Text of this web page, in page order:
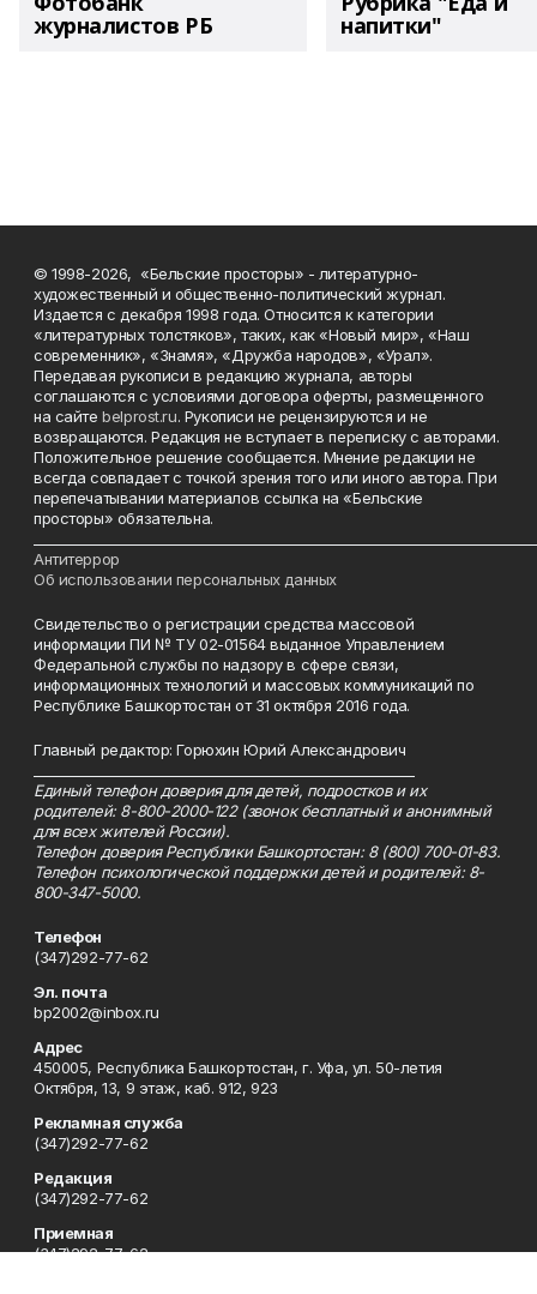
журналистов РБ напитки"
© 1998-2026, «Бельские просторы» - литературно-
художественный и общественно-политический журнал.
Издается с декабря 1998 года. Относится к категории
«литературных толстяков», таких, как «Новый мир», «Наш
современник», «Знамя», «Дружба народов», «Урал».
Передавая рукописи в редакцию журнала, авторы
соглашаются с условиями договора оферты, размещенного
на сайтеbelprost.ru. Рукописи не рецензируются и не
возвращаются. Редакция не вступает в переписку с авторами.
Положительное решение сообщается. Мнение редакции не
всегда совпадает с точкой зрения того или иного автора. При
перепечатывании материалов ссылка на «Бельские
просторы» обязательна.
Антитеррор
Об использовании персональных данных
Свидетельство о регистрации средства массовой
информации ПИ № ТУ 02-01564 выданное Управлением
Федеральной службы по надзору в сфере связи,
информационных технологий и массовых коммуникаций по
Республике Башкортостан от 31 октября 2016 года.
Главный редактор: Горюхин Юрий Александрович
Единый телефон доверия для детей, подростков и их
родителей: 8-800-2000-122 (звонок бесплатный и анонимный
для всех жителей России).
Телефон доверия Республики Башкортостан: 8 (800) 700-01-83.
Телефон психологической поддержки детей и родителей: 8-
800-347-5000.
Телефон
(347)292-77-62
Эл. почта
bp2002@inbox.ru
Адрес
450005, Республика Башкортостан, г. Уфа, ул. 50-летия
Октября, 13, 9 этаж, каб. 912, 923
Рекламная служба
(347)292-77-62
Редакция
(347)292-77-62
Приемная
(347)292-77-62